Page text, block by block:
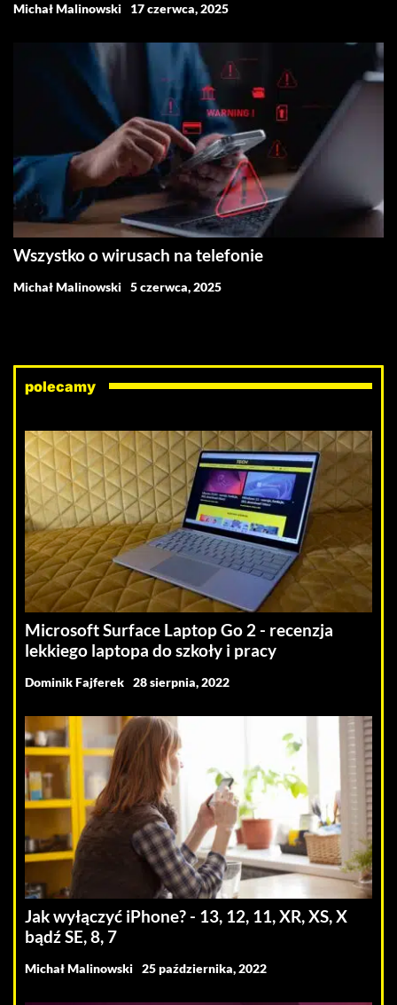
Michał Malinowski 17 czerwca, 2025
Wszystko o wirusach na telefonie
Michał Malinowski 5 czerwca, 2025
polecamy
Microsoft Surface Laptop Go 2 - recenzja
lekkiego laptopa do szkoły i pracy
Dominik Fajferek 28 sierpnia, 2022
Jak wyłączyć iPhone? - 13, 12, 11, XR, XS, X
bądź SE, 8, 7
Michał Malinowski 25 października, 2022